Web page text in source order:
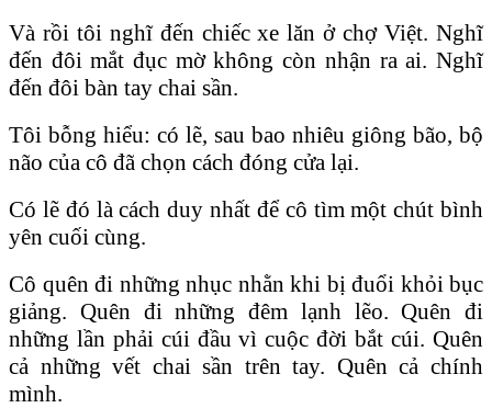
Và rồi tôi nghĩ đến chiếc xe lăn ở chợ Việt. Nghĩ
đến đôi mắt đục mờ không còn nhận ra ai. Nghĩ
đến đôi bàn tay chai sần.
Tôi bỗng hiểu: có lẽ, sau bao nhiêu giông bão, bộ
não của cô đã chọn cách đóng cửa lại.
Có lẽ đó là cách duy nhất để cô tìm một chút bình
yên cuối cùng.
Cô quên đi những nhục nhằn khi bị đuổi khỏi bục
giảng. Quên đi những đêm lạnh lẽo. Quên đi
những lần phải cúi đầu vì cuộc đời bắt cúi. Quên
cả những vết chai sần trên tay. Quên cả chính
mình.